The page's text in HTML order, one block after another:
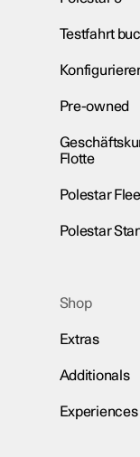
Testfahrt
Pre-owned
Flotte
Polestar
Polestar
Shop
Extras
Additionals
Experiences